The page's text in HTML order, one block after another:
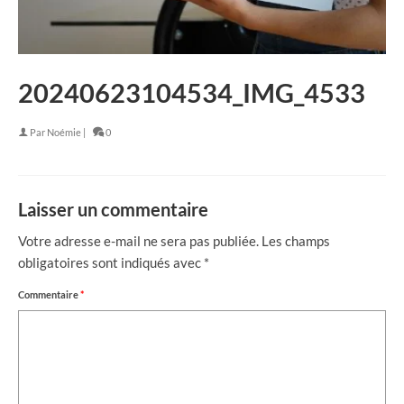
20240623104534_IMG_4533
Par Noémie | 0
Laisser un commentaire
Votre adresse e-mail ne sera pas publiée. Les champs
obligatoires sont indiqués avec *
Commentaire*